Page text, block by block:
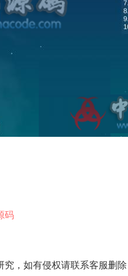
码
究，如有侵权请联系客服删除